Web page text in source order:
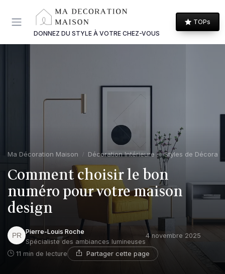
DONNEZ DU STYLE À VOTRE CHEZ-VOUS
TOPs
Ma Décoration Maison Décoration Intérieure Styles de
Comment choisir le bon
numéro pour votre maison
design
Pierre-Louis Roche
Spécialiste des ambiances lumineuses
4 novembre 2025
11 min de lecture Partager cette page
Panneau de gestion des cookies